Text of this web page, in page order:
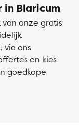
in Blaricum
onze gratis
via ons
en kies
goedkope